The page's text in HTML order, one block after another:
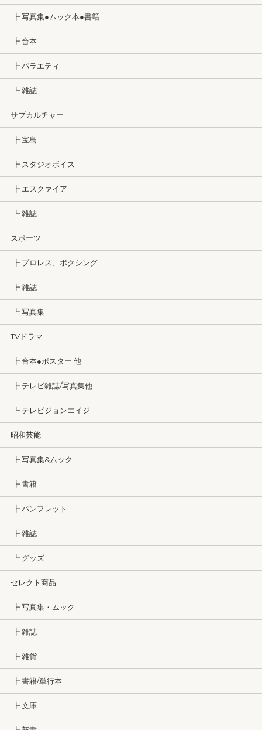
┣ 写真集●ムック本●書籍
┣ 台本
┣ バラエティ
┗ 雑誌
サブカルチャー
┣ 宝島
┣ スタジオボイス
┣ エスクァイア
┗ 雑誌
スポーツ
┣ プロレス、ボクシング
┣ 雑誌
┗ 写真集
TVドラマ
┣ 台本●ポスター 他
┣ テレビ雑誌/写真集他
┗ テレビジョンエイジ
昭和芸能
┣ 写真集&ムック
┣ 書籍
┣ パンフレット
┣ 雑誌
┗ グッズ
セレクト商品
┣ 写真集・ムック
┣ 雑誌
┣ 雑貨
┣ 書籍/単行本
┣ 文庫